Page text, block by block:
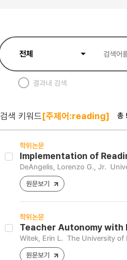
결과내 검색
검색 키워드[주제어:reading] 총
학위논문
Implementation of
DeAngelis, Lorenzo G., Jr.
원문보기
학위논문
Teacher Autonomy with
Witek, Erin L. The University of
원문보기